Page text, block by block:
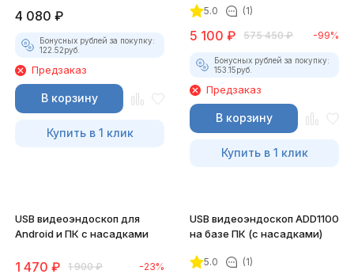
4 080 ₽
Бонусных рублей за покупку:
122.52руб.
Предзаказ
В корзину
Купить в 1 клик
5.0 (1)
5 100 ₽ 575 450 ₽ -99%
Бонусных рублей за покупку:
153.15руб.
Предзаказ
В корзину
Купить в 1 клик
USB видеоэндоскоп для
Android и ПК с насадками
1 470 ₽ 1 900 ₽ -23%
USB видеоэндоскоп ADD1100
на базе ПК (с насадками)
5.0 (1)